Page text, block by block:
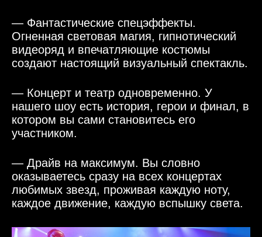
— Фантастические спецэффекты.
Огненная световая магия, гипнотический
видеоряд и впечатляющие костюмы
создают настоящий визуальный спектакль.
— Концерт и театр одновременно. У
нашего шоу есть история, герои и финал, в
котором вы сами становитесь его
участником.
— Драйв на максимум. Вы словно
оказываетесь сразу на всех концертах
любимых звезд, проживая каждую ноту,
каждое движение, каждую вспышку света.